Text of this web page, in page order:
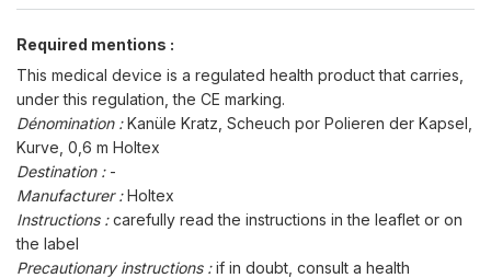
Required mentions :
This medical device is a regulated health product that carries,
under this regulation, the CE marking.
Dénomination :Kanüle Kratz, Scheuch por Polieren der Kapsel,
Kurve, 0,6 m Holtex
Destination : -
Manufacturer :Holtex
Instructions :carefully read the instructions in the leaflet or on
the label
Precautionary instructions :if in doubt, consult a health